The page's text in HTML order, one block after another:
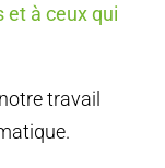
et à ceux qui
travail